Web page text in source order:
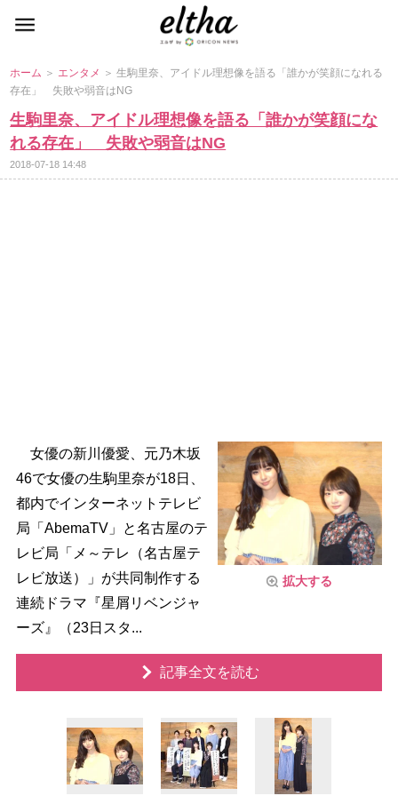
ホーム ＞ エンタメ ＞ 生駒里奈、アイドル理想像を語る「誰かが笑顔になれる
存在」 失敗や弱音はNG
生駒里奈、アイドル理想像を語る「誰かが笑顔にな
れる存在」 失敗や弱音はNG
2018-07-18 14:48
拡大する
女優の新川優愛、元乃木坂
46で女優の生駒里奈が18日、
都内でインターネットテレビ
局「AbemaTV」と名古屋のテ
レビ局「メ～テレ（名古屋テ
レビ放送）」が共同制作する
連続ドラマ『星屑リベンジャ
ーズ』（23日スタ...
記事全文を読む